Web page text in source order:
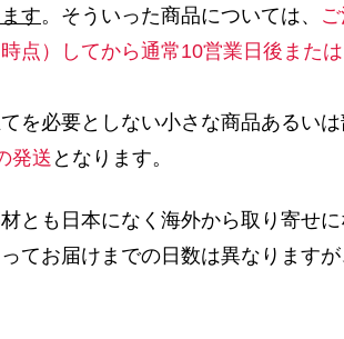
す。そういった商品については、
点）してから通常10営業日後また
を必要としない小さな商品あるい
発送 となります。
とも日本になく海外から取り寄せ
てお届けまでの日数は異なります